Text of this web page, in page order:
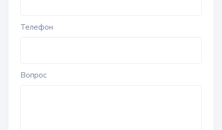
Телефон
Вопрос